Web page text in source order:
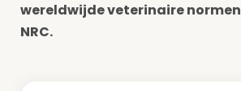
wereldwijde veterinaire normen
NRC.